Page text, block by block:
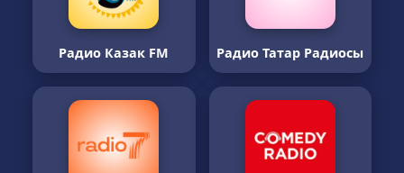
Радио Казак FM Радио Татар Радиосы